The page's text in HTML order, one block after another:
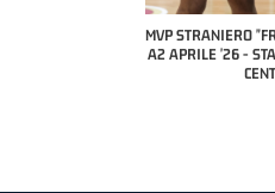
STRANIERO "FRATELLI BERETTA"
'26 - STACY DAVIS (SELLA
MVP